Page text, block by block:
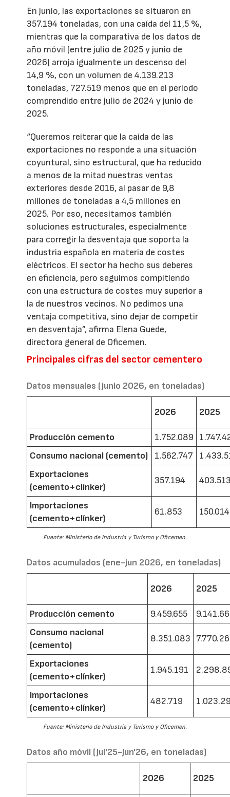
En junio, las exportaciones se situaron en
357.194 toneladas, con una caída del 11,5 %,
mientras que la comparativa de los datos de
año móvil (entre julio de 2025 y junio de
2026) arroja igualmente un descenso del
14,9 %, con un volumen de 4.139.213
toneladas, 727.519 menos que en el periodo
comprendido entre julio de 2024 y junio de
2025.
“Queremos reiterar que la caída de las
exportaciones no responde a una situación
coyuntural, sino estructural, que ha reducido
a menos de la mitad nuestras ventas
exteriores desde 2016, al pasar de 9,8
millones de toneladas a 4,5 millones en
2025. Por eso, necesitamos también
soluciones estructurales, especialmente
para corregir la desventaja que soporta la
industria española en materia de costes
eléctricos. El sector ha hecho sus deberes
en eficiencia, pero seguimos compitiendo
con una estructura de costes muy superior a
la de nuestros vecinos. No pedimos una
ventaja competitiva, sino dejar de competir
en desventaja”, afirma Elena Guede,
directora general de Oficemen.
Principales cifras del sector cementero
Datos mensuales (junio 2026, en toneladas)
2026 2025
Producción cemento 1.752.089
Consumo nacional (cemento)
1.562.747
Exportaciones
(cemento+clínker)
357.194
Importaciones
(cemento+clínker)
61.853 150.014
Fuente: Ministerio de Industria y Turismo y Oficemen.
Datos acumulados (ene-jun 2026, en toneladas)
2026 2025
Producción cemento 9.459.655
Consumo nacional
(cemento)
8.351.083
Exportaciones
(cemento+clínker)
1.945.191
Importaciones
(cemento+clínker)
482.719
Fuente: Ministerio de Industria y Turismo y Oficemen.
Datos año móvil (jul'25-jun'26, en toneladas)
2026 2025